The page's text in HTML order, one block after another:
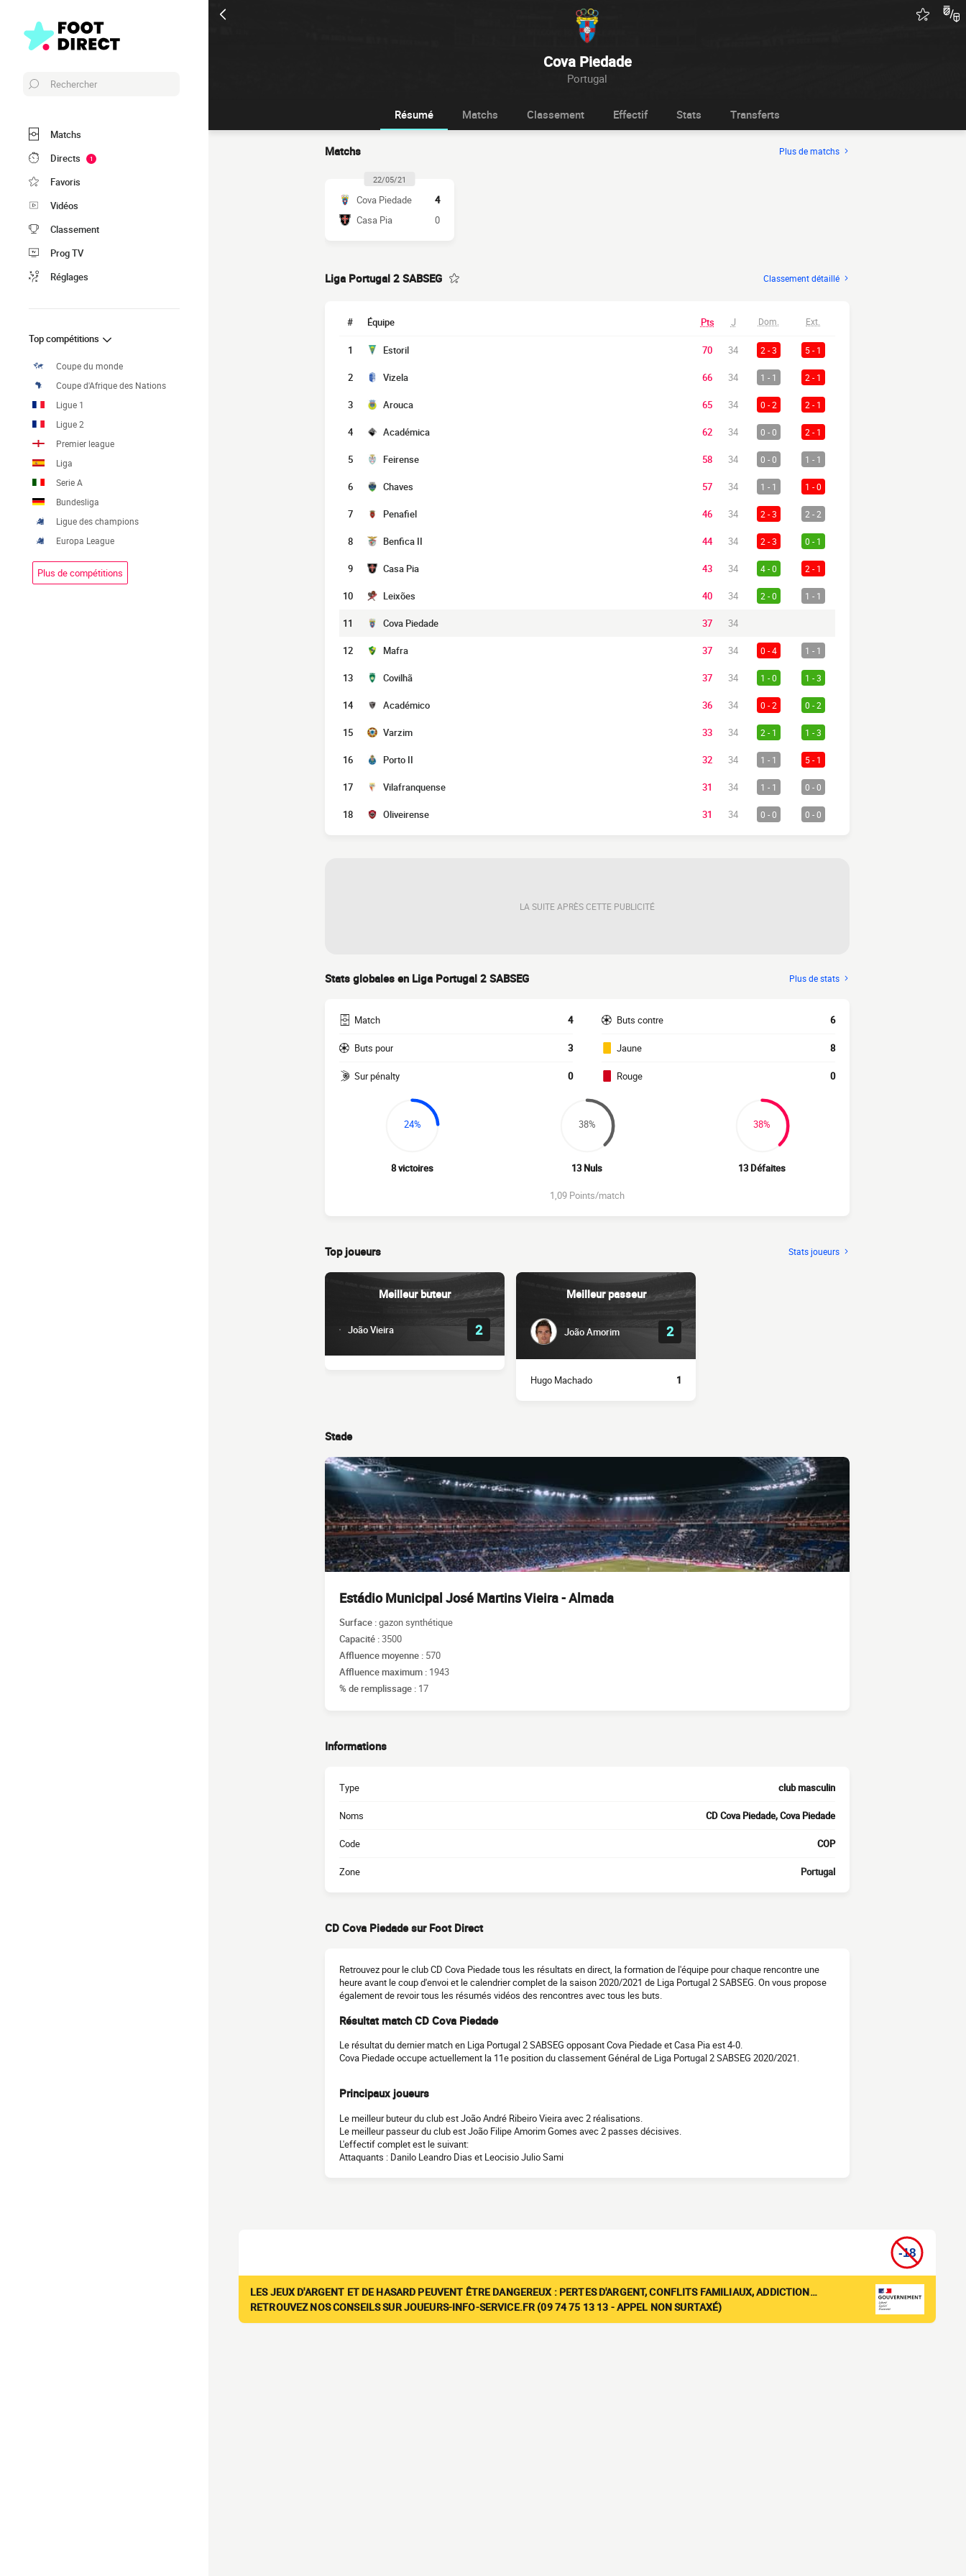
Cova Piedade
Portugal
Rechercher
Matchs
Directs
1
Favoris
Vidéos
Classement
Prog TV
Réglages
Top compétitions
Coupe du monde
Coupe d'Afrique des Nations
Ligue 1
Ligue 2
Premier league
Liga
Serie A
Bundesliga
Ligue des champions
Europa League
Plus de compétitions
Résumé Matchs Classement Effectif Stats Transferts
Matchs Plus de matchs
22/05/21
Cova Piedade
4
Casa Pia
0
Liga Portugal 2 SABSEG Classement détaillé
# Équipe Pts J Dom. Ext.
1 Estoril 70 34 2 - 3 5 - 1
2 Vizela 66 34 1 - 1 2 - 1
3 Arouca 65 34 0 - 2 2 - 1
4 Académica 62 34 0 - 0 2 - 1
5 Feirense 58 34 0 - 0 1 - 1
6 Chaves 57 34 1 - 1 1 - 0
7 Penafiel 46 34 2 - 3 2 - 2
8 Benfica II 44 34 2 - 3 0 - 1
9 Casa Pia 43 34 4 - 0 2 - 1
10 Leixões 40 34 2 - 0 1 - 1
11 Cova Piedade 37 34
12 Mafra 37 34 0 - 4 1 - 1
13 Covilhã 37 34 1 - 0 1 - 3
14 Académico 36 34 0 - 2 0 - 2
15 Varzim 33 34 2 - 1 1 - 3
16 Porto II 32 34 1 - 1 5 - 1
17 Vilafranquense 31 34 1 - 1 0 - 0
18 Oliveirense 31 34 0 - 0 0 - 0
LA SUITE APRÈS CETTE PUBLICITÉ
Stats globales en Liga Portugal 2 SABSEG Plus de stats
Match 4
Buts pour 3
Sur pénalty 0
Buts contre 6
Jaune 8
Rouge 0
24%
8 victoires
38%
13 Nuls
38%
13 Défaites
1,09 Points/match
Top joueurs Stats joueurs
Meilleur buteur
João Vieira 2
Meilleur passeur
João Amorim 2
Hugo Machado 1
Stade
Estádio Municipal José Martins Vieira - Almada
Surface :gazon synthétique
Capacité :3500
Affluence moyenne : 570
Affluence maximum : 1943
% de remplissage : 17
Informations
Type club masculin
Noms CD Cova Piedade, Cova Piedade
Code COP
Zone Portugal
CD Cova Piedade sur Foot Direct
Retrouvez pour le club CD Cova Piedade tous les résultats en direct, la formation de l'équipe pour chaque rencontre une
heure avant le coup d'envoi et le calendrier complet de la saison 2020/2021 de Liga Portugal 2 SABSEG. On vous propose
également de revoir tous les résumés vidéos des rencontres avec tous les buts.
Résultat match CD Cova Piedade
Le résultat du dernier match en Liga Portugal 2 SABSEG opposant Cova Piedade et Casa Pia est 4-0.
Cova Piedade occupe actuellement la 11e position du classement Général de Liga Portugal 2 SABSEG 2020/2021.
Principaux joueurs
Le meilleur buteur du club est João André Ribeiro Vieira avec 2 réalisations.
Le meilleur passeur du club est João Filipe Amorim Gomes avec 2 passes décisives.
L'effectif complet est le suivant:
Attaquants : Danilo Leandro Dias et Leocisio Julio Sami
LES JEUX D'ARGENT ET DE HASARD PEUVENT ÊTRE DANGEREUX : PERTES D'ARGENT, CONFLITS FAMILIAUX, ADDICTION…
RETROUVEZ NOS CONSEILS SUR JOUEURS-INFO-SERVICE.FR (09 74 75 13 13 - APPEL NON SURTAXÉ)